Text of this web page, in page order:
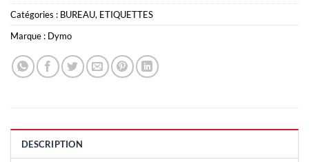
Catégories : BUREAU, ETIQUETTES
Marque : Dymo
DESCRIPTION